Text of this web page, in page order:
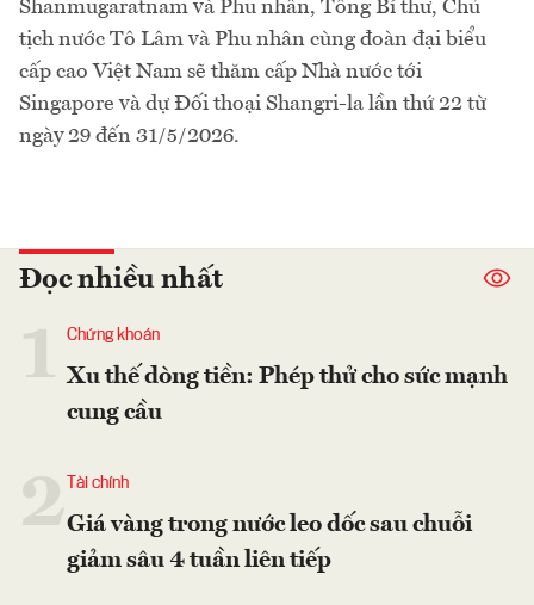
Shanmugaratnam và Phu nhân, Tổng Bí thư, Chủ
tịch nước Tô Lâm và Phu nhân cùng đoàn đại biểu
cấp cao Việt Nam sẽ thăm cấp Nhà nước tới
Singapore và dự Đối thoại Shangri-la lần thứ 22 từ
ngày 29 đến 31/5/2026.
Đọc nhiều nhất
Chứng khoán
Xu thế dòng tiền: Phép thử cho sức mạnh
cung cầu
2 Tài chính
Giá vàng trong nước leo dốc sau chuỗi
giảm sâu 4 tuần liên tiếp